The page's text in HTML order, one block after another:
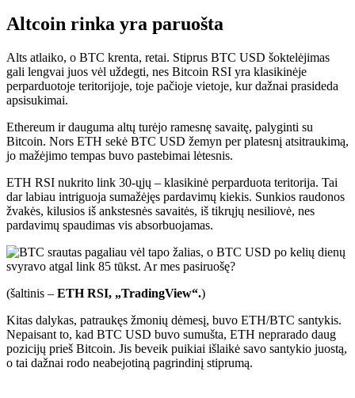
Altcoin rinka yra paruošta
Alts atlaiko, o BTC krenta, retai. Stiprus BTC USD šoktelėjimas
gali lengvai juos vėl uždegti, nes Bitcoin RSI yra klasikinėje
perparduotoje teritorijoje, toje pačioje vietoje, kur dažnai prasideda
apsisukimai.
Ethereum ir dauguma altų turėjo ramesnę savaitę, palyginti su
Bitcoin. Nors ETH sekė BTC USD žemyn per platesnį atsitraukimą,
jo mažėjimo tempas buvo pastebimai lėtesnis.
ETH RSI nukrito link 30-ųjų – klasikinė perparduota teritorija. Tai
dar labiau intriguoja sumažėjęs pardavimų kiekis. Sunkios raudonos
žvakės, kilusios iš ankstesnės savaitės, iš tikrųjų nesiliovė, nes
pardavimų spaudimas vis absorbuojamas.
(šaltinis – ETH RSI, „TradingView“.)
Kitas dalykas, patraukęs žmonių dėmesį, buvo ETH/BTC santykis.
Nepaisant to, kad BTC USD buvo sumušta, ETH neprarado daug
pozicijų prieš Bitcoin. Jis beveik puikiai išlaikė savo santykio juostą,
o tai dažnai rodo neabejotiną pagrindinį stiprumą.